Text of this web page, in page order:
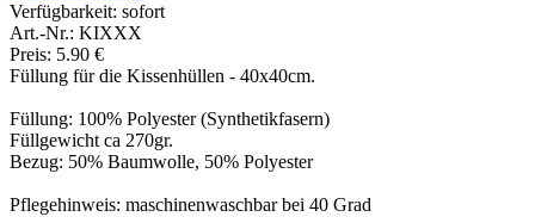
Verfügbarkeit: sofort
Art.-Nr.: KIXXX
Preis: 5.90 €
Füllung für die Kissenhüllen - 40x40cm.
Füllung: 100% Polyester (Synthetikfasern)
Füllgewicht ca 270gr.
Bezug: 50% Baumwolle, 50% Polyester
Pflegehinweis: maschinenwaschbar bei 40 Grad